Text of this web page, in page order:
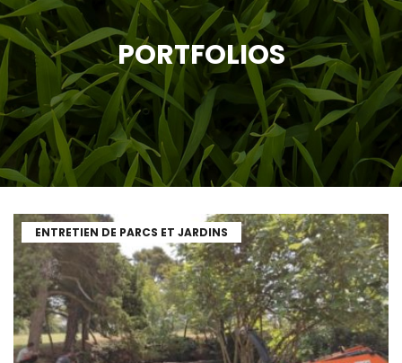
PORTFOLIOS
ENTRETIEN DE PARCS ET JARDINS